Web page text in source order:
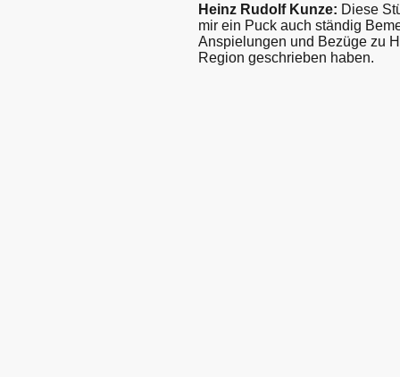
Heinz Rudolf Kunze: Diese
mir ein Puck auch ständig
Anspielungen und Bezüge zu
Region geschrieben haben.